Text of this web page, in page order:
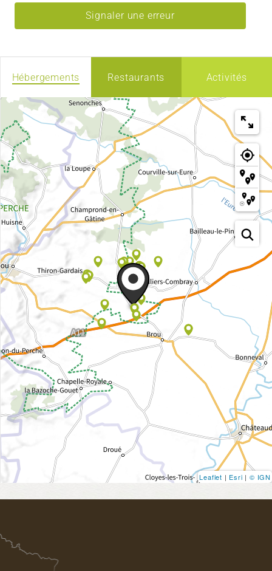
Signaler une erreur
Hébergements Restaurants Activités
Leaflet | Esri | © IGN